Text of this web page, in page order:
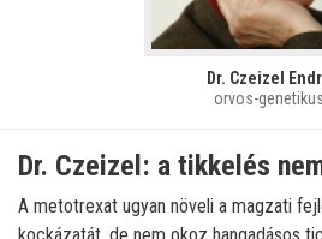
Dr. Czeizel
orvos-genetikus
Dr. Czeizel: a tikkelés
A metotrexat ugyan növeli a magzati